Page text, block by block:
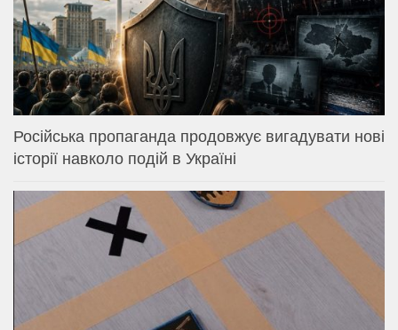
Російська пропаганда продовжує вигадувати нові
історії навколо подій в Україні